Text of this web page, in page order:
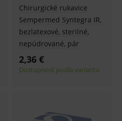
Chirurgické rukavice
Sempermed Syntegra IR,
bezlatexové, sterilné,
nepúdrované, pár
2,36 €
Dostupnosť podľa variantu